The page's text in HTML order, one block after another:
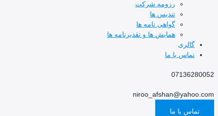
رزومه شرکت
تندیس ها
گواهی نامه ها
همایش ها و تقدیرنامه ها
گالری
تماس با ما
07136280052
niroo_afshan@yahoo.com
تماس با ما